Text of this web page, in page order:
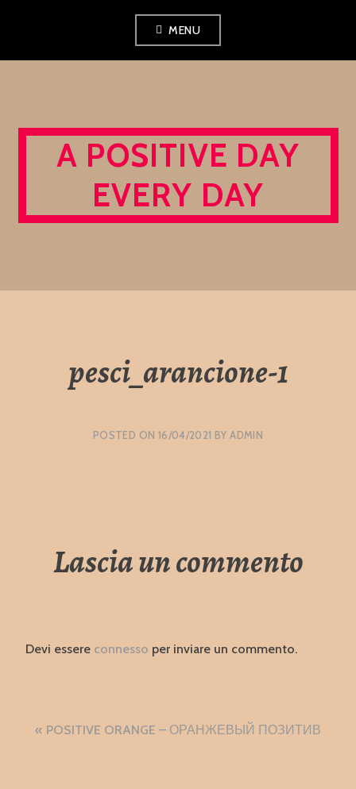
MENU
A POSITIVE DAY
EVERY DAY
pesci_arancione-1
POSTED ON 16/04/2021 BYADMIN
Lascia un commento
Devi essere connesso per inviare un commento.
Navigazione
POSITIVE ORANGE – ОРАНЖЕВЫЙ ПОЗИТИВ